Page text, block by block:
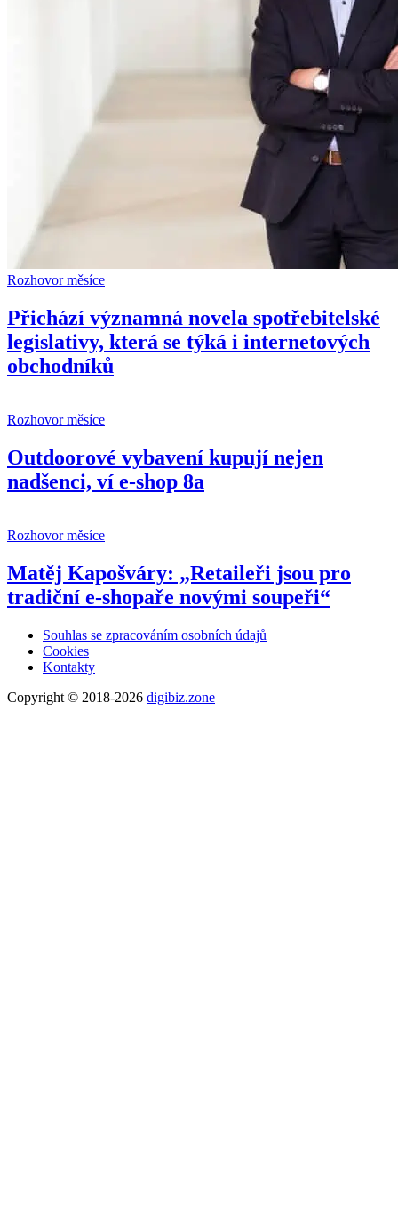
Rozhovor měsíce
Přichází významná novela spotřebitelské
legislativy, která se týká i internetových
obchodníků
Rozhovor měsíce
Outdoorové vybavení kupují nejen
nadšenci, ví e-shop 8a
Rozhovor měsíce
Matěj Kapošváry: „Retaileři jsou pro
tradiční e-shopaře novými soupeři“
Souhlas se zpracováním osobních údajů
Cookies
Kontakty
Copyright © 2018-2026 digibiz.zone